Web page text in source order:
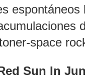
space
Sun In